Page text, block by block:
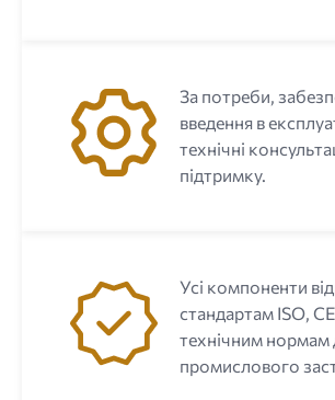
За потреби,
введення в
технічні
підтримку.
Усі компоненти
стандартам ISO,
технічним нормам
промислового